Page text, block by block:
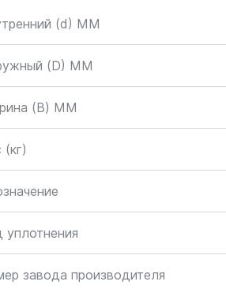
(d) ММ
(D) ММ
(B) MM
(кг)
уплотнения
завода производителя